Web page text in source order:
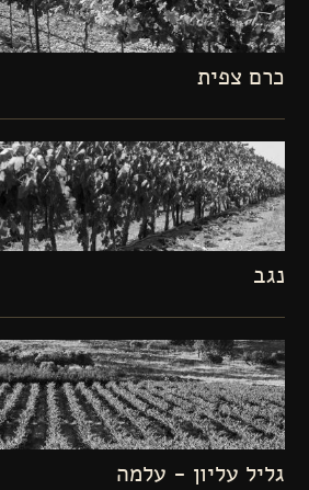
כרם צפית
נגב
גליל עליון - עלמה